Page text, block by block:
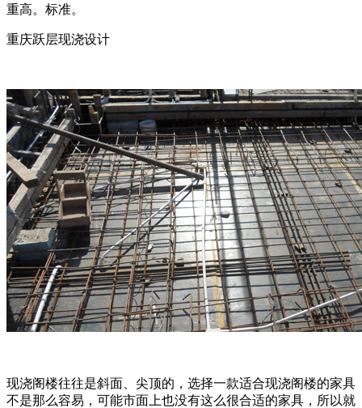
重高。标准。
重庆跃层现浇设计
现浇阁楼往往是斜面、尖顶的，选择一款适合现浇阁楼的家具
不是那么容易，可能市面上也没有这么很合适的家具，所以就